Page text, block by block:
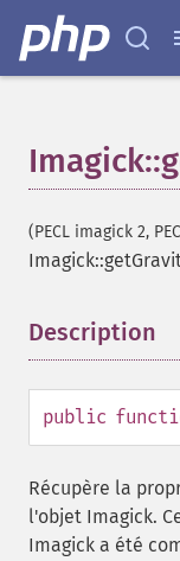
(PECL imagick 2,
Description
public
Récupère la
l'objet Imagick.
Imagick a été